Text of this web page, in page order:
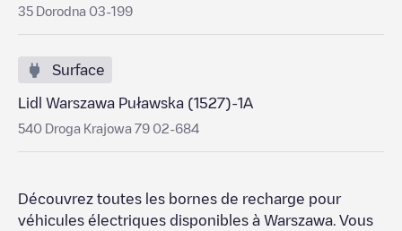
35 Dorodna 03-199
Surface
Lidl Warszawa Puławska (1527)-1A
540 Droga Krajowa 79 02-684
Découvrez toutes les bornes de recharge pour
véhicules électriques disponibles à Warszawa . Vous